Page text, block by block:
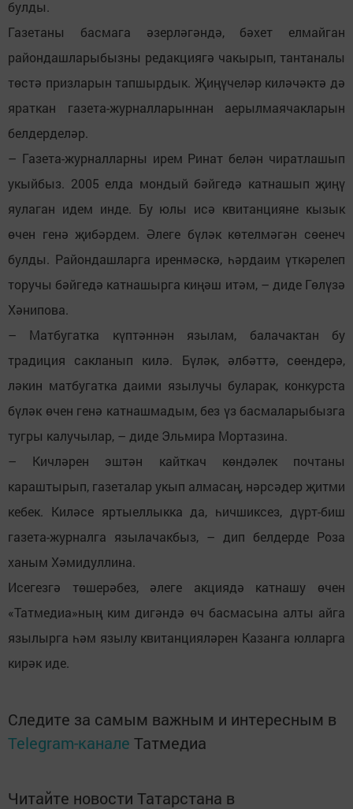
булды.
Газетаны басмага әзерләгәндә, бәхет елмайган
райондашларыбызны редакциягә чакырып, тантаналы
төстә призларын тапшырдык. Җиңүчеләр киләчәктә дә
яраткан газета-журналларыннан аерылмаячакларын
белдерделәр.
– Газета-журналларны ирем Ринат белән чиратлашып
укыйбыз. 2005 елда мондый бәйгедә катнашып җиңү
яулаган идем инде. Бу юлы исә квитанцияне кызык
өчен генә җибәрдем. Әлеге бүләк көтелмәгән сөенеч
булды. Райондашларга иренмәскә, һәрдаим үткәрелеп
торучы бәйгедә катнашырга киңәш итәм, – диде Гөлүзә
Хәнипова.
– Матбугатка күптәннән язылам, балачактан бу
традиция сакланып килә. Бүләк, әлбәттә, сөендерә,
ләкин матбугатка даими язылучы буларак, конкурста
бүләк өчен генә катнашмадым, без үз басмаларыбызга
тугры калучылар, – диде Эльмира Мортазина.
– Кичләрен эштән кайткач көндәлек почтаны
караштырып, газеталар укып алмасаң, нәрсәдер җитми
кебек. Киләсе яртыеллыкка да, һичшиксез, дүрт-биш
газета-журналга язылачакбыз, – дип белдерде Роза
ханым Хәмидуллина.
Исегезгә төшерәбез, әлеге акциядә катнашу өчен
«Татмедиа»ның ким дигәндә өч басмасына алты айга
язылырга һәм язылу квитанцияләрен Казанга юлларга
кирәк иде.
Следите за самым важным и интересным в
Telegram-канале Татмедиа
Читайте новости Татарстана в